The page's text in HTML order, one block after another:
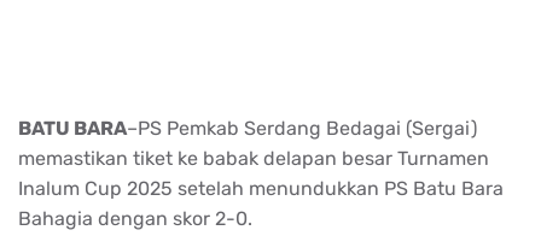
BATU BARA–PS Pemkab Serdang Bedagai (Sergai)
memastikan tiket ke babak delapan besar Turnamen
Inalum Cup 2025 setelah menundukkan PS Batu Bara
Bahagia dengan skor 2-0.